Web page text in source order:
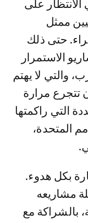
الانتظار على
ممثل
حتى ذلك
الاستمرار
والتي لا يهتم
تتجرع مرارة
التي راكمتها
المتحدة،
بكل هدوء.
مشاريعه
بالشراكة مع